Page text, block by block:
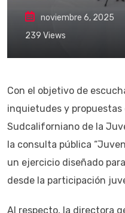
noviembre 6, 2025
239 Views
Con el objetivo de
inquietudes y
Sudcaliforniano de la
la consulta pública
un ejercicio diseñado
desde la participación
Al respecto, la directora